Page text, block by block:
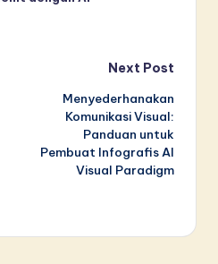
Next Post
Menyederhanakan
Komunikasi Visual:
Panduan untuk
Pembuat Infografis AI
Visual Paradigm